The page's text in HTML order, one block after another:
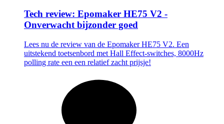
Tech review: Epomaker HE75 V2 -
Onverwacht bijzonder goed
Lees nu de review van de Epomaker HE75 V2. Een
uitstekend toetsenbord met Hall Effect-switches, 8000Hz
polling rate een een relatief zacht prijsje!